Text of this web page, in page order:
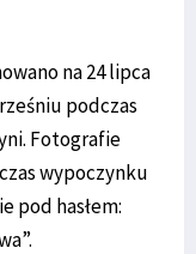
na 24 lipca
podczas
Fotografie
wypoczynku
pod hasłem: